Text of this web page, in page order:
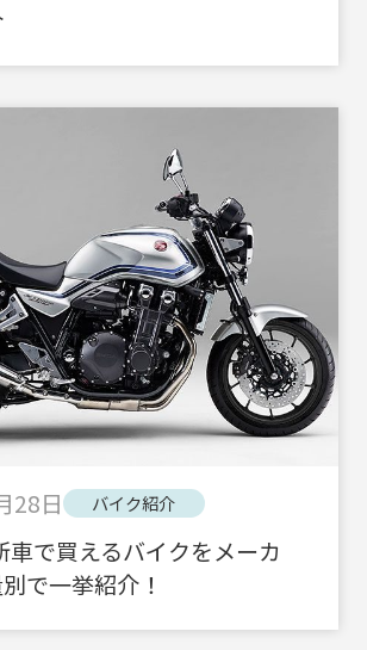
28日 バイク紹介
車で買えるバイクをメーカ
で一挙紹介！